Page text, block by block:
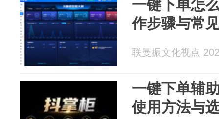
一键下单怎
作步骤与常
联曼振文化视点
一键下单辅
使用方法与